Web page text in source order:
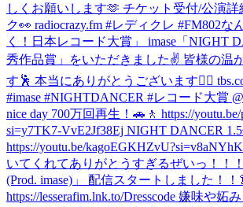
しくお願いします🫶 チケット受付/公演
ク👀 radiocrazy.fm #レディクレ #FM802な
く！日本レコード大賞」 imase「NIGHT
秀作品賞」をいただきました✌️ 皆様の温
す🕺 本当にありがとうございます❤️‍🔥
#imase #NIGHTDANCER #レコード大賞
nice day 700万回再生！🚗🚶 https://
si=y7TK7-VvE2Jf38Ej NIGHT DANCER
https://youtu.be/
いてくれてありがとうすぎるぜいっ！！
(Prod. imase)」 配信スタートしました！！
https://lesserafim.lnk.to/Dresscode 嫌味や妬